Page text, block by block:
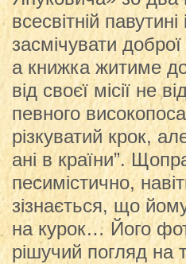
всесвітній
засмічувати
а книжка житиме
від своєї місії не
певного
різкуватий крок,
ані в країни”.
песимістично,
зізнається, що
на курок… Його
рішучий погляд на